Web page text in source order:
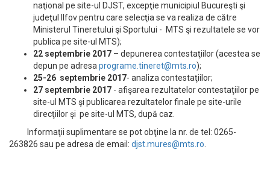
naţional pe site-ul DJST, excepţie municipiul Bucureşti şi
judeţul Ilfov pentru care selecţia se va realiza de către
Ministerul Tineretului şi Sportului - MTS şi rezultatele se vor
publica pe site-ul MTS);
22 septembrie 2017 – depunerea contestaţiilor (acestea se
depun pe adresa programe.tineret@mts.ro);
25-26 septembrie 2017- analiza contestaţiilor;
27 septembrie 2017 - afişarea rezultatelor contestaţiilor pe
site-ul MTS şi publicarea rezultatelor finale pe site-urile
direcţiilor şi pe site-ul MTS, după caz.
Informaţii suplimentare se pot obţine la nr. de tel: 0265-
263826 sau pe adresa de email: djst.mures@mts.ro